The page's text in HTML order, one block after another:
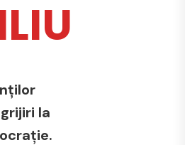
la